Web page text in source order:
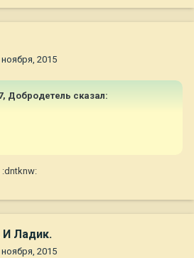
ноября, 2015
Добродетель сказал:
И Ладик.
ноября, 2015